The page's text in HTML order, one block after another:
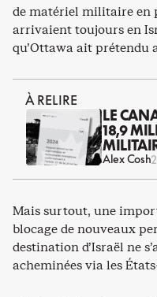
de matériel militaire en
arrivaient toujours en
qu’Ottawa ait prétendu
À RELIRE
LE
18,9
«
Alex Cosh
Mais surtout, une
blocage de nouveaux
destination d’Israël ne
acheminées via les